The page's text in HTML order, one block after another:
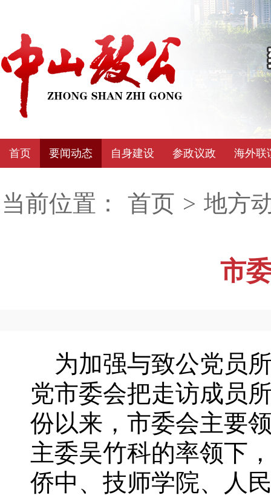
首页 要闻动态 自身建设 参政议政 海外联
当前位置： 首页 > 地方
市
为加强与致公党员
党市委会把走访成员
份以来，市委会主要
主委吴竹科的率领下
侨中、技师学院、人